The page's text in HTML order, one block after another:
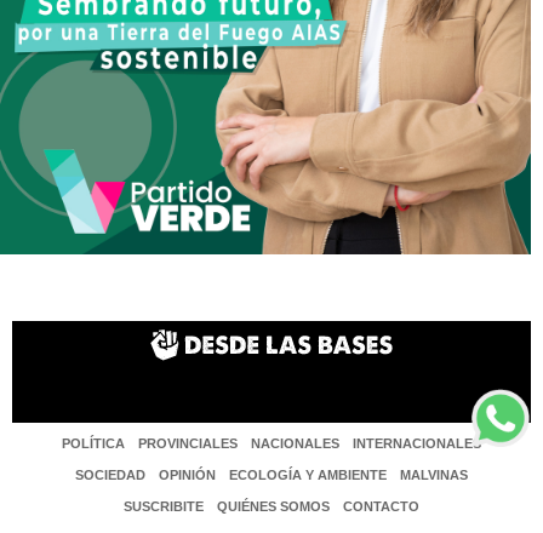
POLÍTICA PROVINCIALES NACIONALES INTERNACIONALES
SOCIEDAD OPINIÓN ECOLOGÍA Y AMBIENTE MALVINAS
SUSCRIBITE QUIÉNES SOMOS CONTACTO